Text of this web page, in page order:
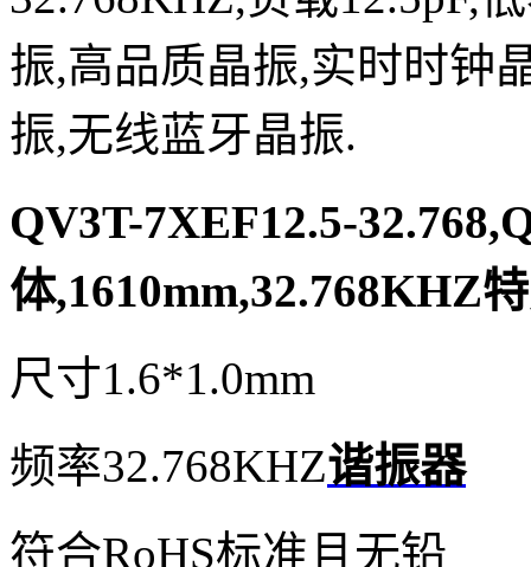
振,高品质晶振,实时时钟
振,无线蓝牙晶振.
QV3T-7XEF12.5-
体,1610mm,32.768KHZ
尺寸1.6*1.0mm
频率32.768KHZ谐振器
符合RoHS标准且无铅